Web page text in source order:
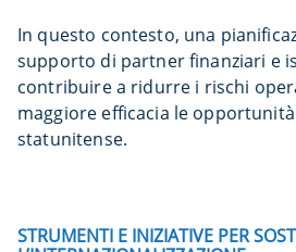
In questo contesto, una
supporto di partner finanziari e
contribuire a ridurre i rischi
maggiore efficacia le
statunitense.
STRUMENTI E INIZIATIVE PER